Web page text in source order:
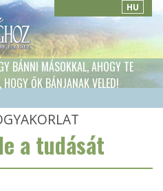
HU
BÁNNI MÁSOKKAL, AHOGY TE
HOGY ŐK BÁNJANAK VELED!
a tudását